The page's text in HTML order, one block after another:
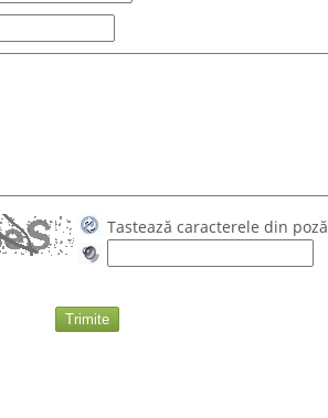
Tastează caracterele din poză